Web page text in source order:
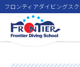
フロンティアダイビングスク